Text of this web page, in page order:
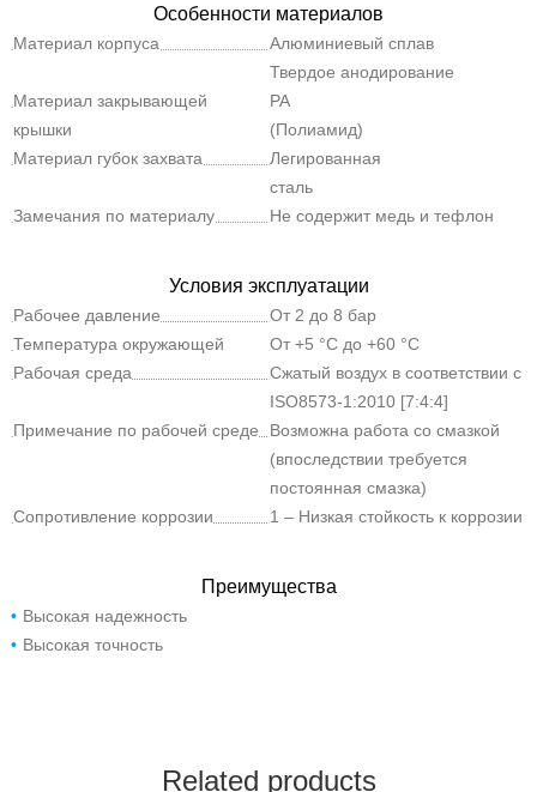
Особенности материалов
Материал корпуса
Алюминиевый сплав
Твердое анодирование
Материал закрывающей
крышки
PA
(Полиамид)
Материал губок захвата
Легированная
сталь
Замечания по материалу
Не содержит медь и тефлон
Условия эксплуатации
Рабочее давление
От 2 до 8 бар
Температура окружающей
среды
От +5 °C до +60 °C
Рабочая среда
Сжатый воздух в соответствии с
ISO8573-1:2010 [7:4:4]
Примечание по рабочей среде
Возможна работа со смазкой
(впоследствии требуется
постоянная смазка)
Сопротивление коррозии
1 – Низкая стойкость к коррозии
Преимущества
Высокая надежность
Высокая точность
Related products